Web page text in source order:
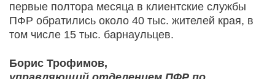
первые полтора месяца в клиентские службы
ПФР обратились около 40 тыс. жителей края, в
том числе 15 тыс. барнаульцев.
Борис Трофимов,